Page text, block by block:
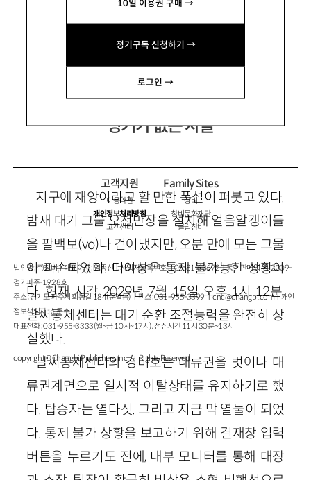
10일 이용권 구매 →
정기구독 신청하기 →
로그인 →
daysmare@hanmail.net
벙커가 없는 자들
지구에 재앙이라고 할 만한 폭설이 퍼붓고 있다.
밤새 대기 그물 오천만장을 설치해 얼음알갱이들
을 팔백보(vo)나 걷어냈지만, 오분 만에 모든 그물
이 파손되었다. 더이상은 통제 불가능한 상황이
다. 현재 시각 2029년 7월 15일 오후 1시 12분.
날씨통제센터는 대기 순환 조절능력을 완전히 상
실했다.
날씨통제센터의 경비호는 대류권을 벗어나 대
류권계면으로 일시적 이탈상태를 유지하기로 했
다. 탑승자는 열다섯. 그리고 지금 막 열둘이 되었
다. 통제 불가 상황을 보고하기 위해 결재창 입력
버튼을 누르기도 전에, 내부 모니터를 통해 대장
고객지원
이용약관
개인정보처리방침
고객센터
Family Sites
창비
창비문화재단
클럽창비
법인명 : ㈜창비ㅣ대표이사 : 염종선ㅣ사업자등록번호 : 105-81-63672ㅣ통신판매업 : 제 2009-
경기파주-1928호
주소 : 경기도 파주시 회동길 184(문발동)ㅣ팩스 : 031-955-3399 ㅣcnc@changbi.comㅣ개인
정보책임자 : 신문수
대표전화 : 031-955-3333(월~금 10시~17시), 점심시간 11시 30분~13시
copyright © Changbi Publishers, inc. All Rights Reserved.